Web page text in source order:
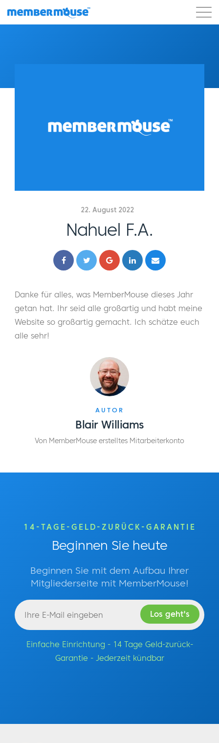
22. August 2022
Nahuel F.A.
Danke für alles, was MemberMouse dieses Jahr
getan hat. Ihr seid alle großartig und habt meine
Website so großartig gemacht. Ich schätze euch
alle sehr!
AUTOR
Blair Williams
Von MemberMouse erstelltes Mitarbeiterkonto
14-TAGE-GELD-ZURÜCK-GARANTIE
Beginnen Sie heute
Beginnen Sie mit dem Aufbau Ihrer
Mitgliederseite mit MemberMouse!
Einfache Einrichtung - 14 Tage Geld-zurück-
Garantie - Jederzeit kündbar